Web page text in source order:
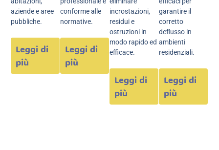
aziende e aree
pubbliche.
Leggi di
più
conforme alle
normative.
Leggi di
più
incrostazioni,
residui e
ostruzioni in
modo rapido ed
efficace.
Leggi di
più
garantire il
corretto
deflusso in
ambienti
residenziali.
Leggi di
più